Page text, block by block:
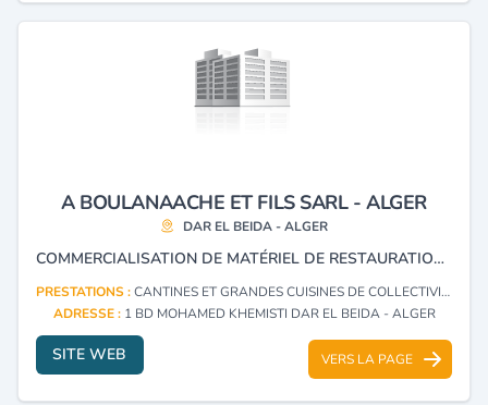
A BOULANAACHE ET FILS SARL - ALGER
DAR EL BEIDA - ALGER
COMMERCIALISATION DE MATÉRIEL DE RESTAURATION, D’HÔTELLERIE ET DE CANTINE.
PRESTATIONS :CANTINES ET GRANDES CUISINES DE COLLECTIVITÉS : FOURNITURES ET MATÉRIEL
ADRESSE : 1 BD MOHAMED KHEMISTI DAR EL BEIDA - ALGER
SITE WEB VERS LA PAGE